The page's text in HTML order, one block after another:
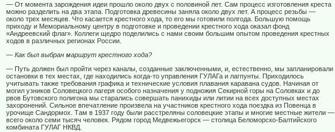
— От момента зарождения идеи прошло около двух с половиной лет. Сам процесс изготовления креста
можно разделить на два этапа. Подготовка древесины заняла около двух лет. А процесс резьбы —
около трех месяцев. Что касается крестного хода, то его мы готовили полгода. Большую помощь
приходу и Мемориальному центру в подготовке и проведении крестного хода оказал фонд
«Андреевский флаг». Коллеги щедро поделились с нами своим большим опытом проведения крестных
ходов в различных регионах России.
— Как был выбран маршрут крестного хода?
— Путь должен был пройти через каналы, созданные заключенными, и, естественно, мы запланировали
остановки в тех местах, где находились когда-то управления ГУЛАГа и лагпунты. Приходилось
учитывать также требования графика и технические условия плавания каравана судов. Начиная от
могил узников Соловецкого лагеря особого назначения у подножия Секирной горы на Соловках и до
рвов Бутовского полигона мы старались совершать панихиды или литии на всех доступных местах
захоронений. Сильное впечатление произвела на участников крестного хода поездка из Повенца в
урочище Сандормох. Там в 1937 году были расстреляны соловецкие этапы и многие местные жители —
всего около семи тысяч человек. Рядом город Медвежьегорск — столица Беломорско-Балтийского
комбината ГУЛАГ НКВД.